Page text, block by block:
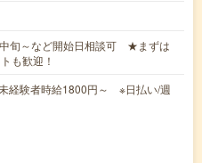
中旬～など開始日相談可 ★まずは
も歓迎！
経験者時給1800円～ ※日払い/週